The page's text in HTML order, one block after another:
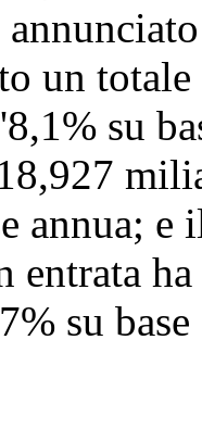
un
su
annua;
entrata
su base